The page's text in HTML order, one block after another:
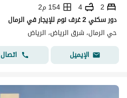
2
4
154 م2
دور سكني 2 غرف نوم للإيجار في الرمال
حي الرمال، شرق الرياض، الرياض
الإيميل
اتصال